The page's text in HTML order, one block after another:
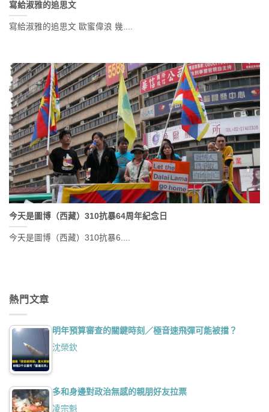
寫給淑雅的追思文
寫給淑雅的追思文 歐蜜偉浪 幾....
今天是圖博（西藏）310抗暴64周年紀念日
今天是圖博（西藏）310抗暴6....
熱門文章
明年預算審查的關鍵時刻／極音速飛彈可能被擋？
沈榮欽
多和身邊對政治無感的親朋好友拉票
凌宗魁